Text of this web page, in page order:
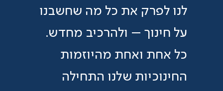
לנו לפרק את כל מה שחשבנו
על חינוך – ולהרכיב מחדש.
כל אחת ואחת מהיוזמות
החינוכיות שלנו התחילה